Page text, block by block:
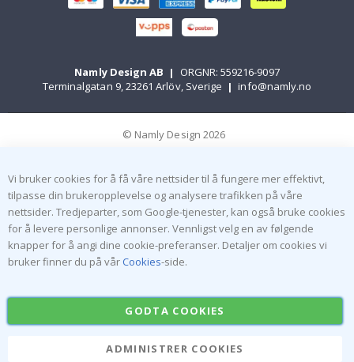
Namly Design AB |
ORGNR: 559216-9097
Terminalgatan 9, 23261 Arlöv, Sverige | info@namly.no
© Namly Design 2026
Vi bruker cookies for å få våre nettsider til å fungere mer effektivt,
tilpasse din brukeropplevelse og analysere trafikken på våre
nettsider. Tredjeparter, som Google-tjenester, kan også bruke cookies
for å levere personlige annonser. Vennligst velg en av følgende
knapper for å angi dine cookie-preferanser. Detaljer om cookies vi
bruker finner du på vår Cookies-side.
GODTA COOKIES
ADMINISTRER COOKIES